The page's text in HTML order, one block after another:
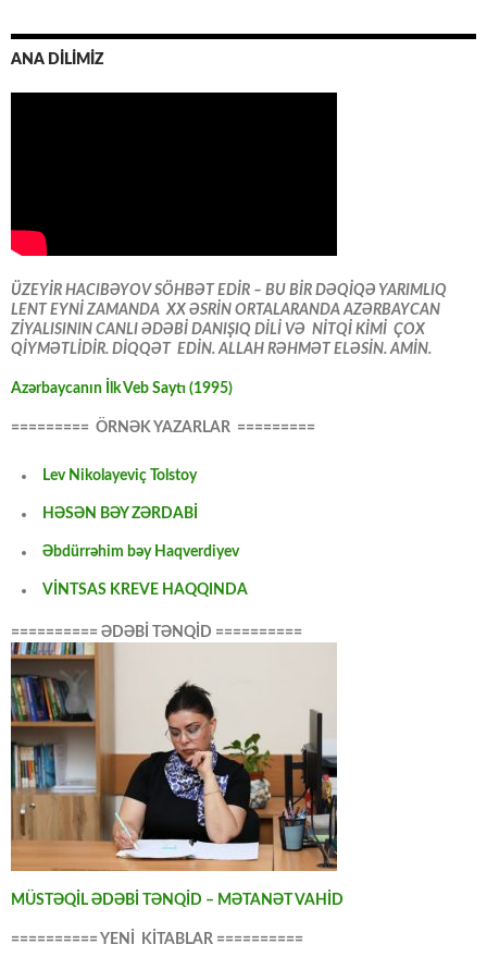
ANA DİLİMİZ
ÜZEYİR HACIBƏYOV SÖHBƏT EDİR – BU BİR DƏQİQƏ YARIMLIQ
LENT EYNİ ZAMANDA XX ƏSRİN ORTALARANDA AZƏRBAYCAN
ZİYALISININ CANLI ƏDƏBİ DANIŞIQ DİLİ VƏ NİTQİ KİMİ ÇOX
QİYMƏTLİDİR. DİQQƏT EDİN. ALLAH RƏHMƏT ELƏSİN. AMİN.
Azərbaycanın İlk Veb Saytı (1995)
========= ÖRNƏK YAZARLAR =========
Lev Nikolayeviç Tolstoy
HƏSƏN BƏY ZƏRDABİ
Əbdürrəhim bəy Haqverdiyev
VİNTSAS KREVE HAQQINDA
========== ƏDƏBİ TƏNQİD ==========
MÜSTƏQİL ƏDƏBİ TƏNQİD – MƏTANƏT VAHİD
========== YENİ KİTABLAR ==========